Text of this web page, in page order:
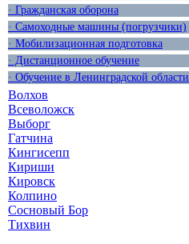
· Гражданская оборона
· Самоходные машины (погрузчики)
· Мобилизационная подготовка
· Дистанционное обучение
· Обучение в Ленинградской области
Волхов
Всеволожск
Выборг
Гатчина
Кингисепп
Кириши
Кировск
Колпино
Сосновый Бор
Тихвин